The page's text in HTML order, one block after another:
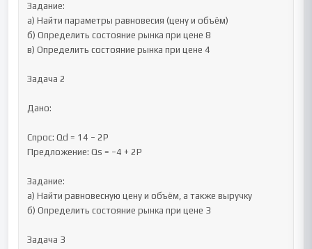
Задание:
а) Найти параметры равновесия (цену и объём)
б) Определить состояние рынка при цене 8
в) Определить состояние рынка при цене 4
Задача 2
Дано:
Спрос: Qd = 14 − 2P
Предложение: Qs = −4 + 2P
Задание:
а) Найти равновесную цену и объём, а также выручку
б) Определить состояние рынка при цене 3
Задача 3